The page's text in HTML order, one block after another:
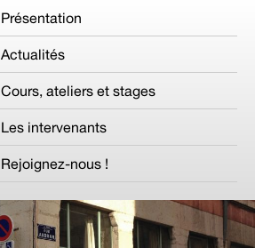
Présentation
Actualités
Cours, ateliers et stages
Les intervenants
Rejoignez-nous !